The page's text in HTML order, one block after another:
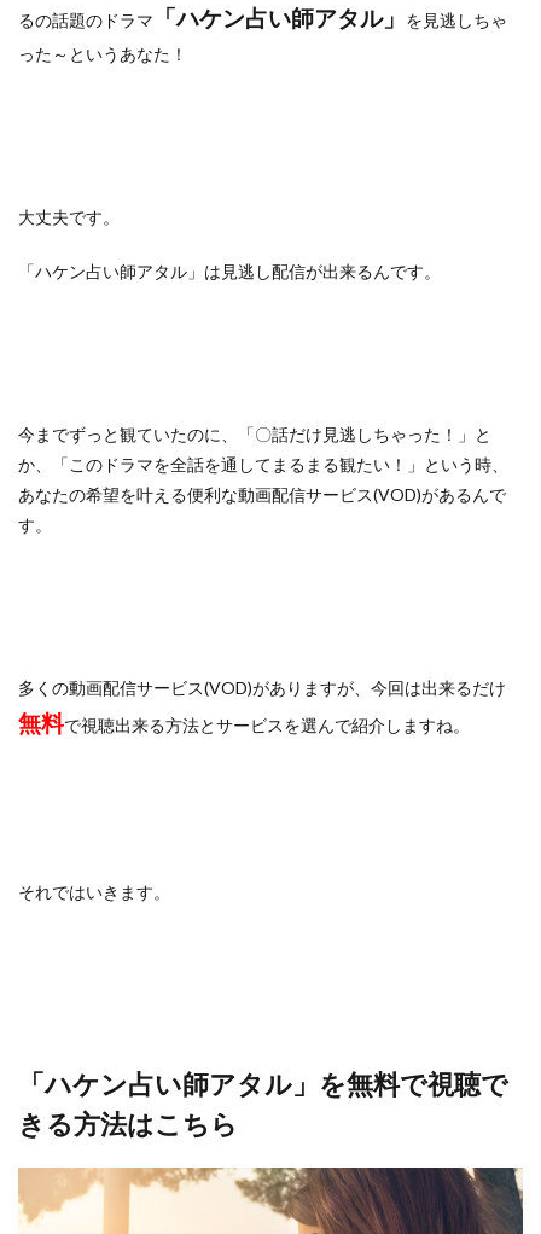
るの話題のドラマ
「ハケン占い師アタル」
を見逃しちゃ
った～というあなた！
大丈夫です。
「ハケン占い師アタル」は見逃し配信が出来るんです。
今までずっと観ていたのに、「〇話だけ見逃しちゃった！」と
か、「このドラマを全話を通してまるまる観たい！」という時、
あなたの希望を叶える便利な動画配信サービス(VOD)があるんで
す。
多くの動画配信サービス(VOD)がありますが、今回は出来るだけ
無料で視聴出来る方法とサービスを選んで紹介しますね。
それではいきます。
「ハケン占い師アタル」を無料で視聴で
きる方法はこちら